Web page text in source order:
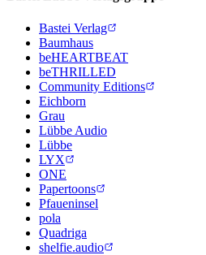
Bastei Verlag
Baumhaus
beHEARTBEAT
beTHRILLED
Community Editions
Eichborn
Grau
Lübbe Audio
Lübbe
LYX
ONE
Papertoons
Pfaueninsel
pola
Quadriga
shelfie.audio